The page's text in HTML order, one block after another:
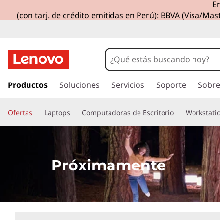
e
v
o
d
(con tarj. de crédito emitidas en Perú): BBVA (Visa/
r
c
o
o
Productos Soluciones Servicios Soporte
Ofertas Laptops Computadoras de Escritorio
Próximamente